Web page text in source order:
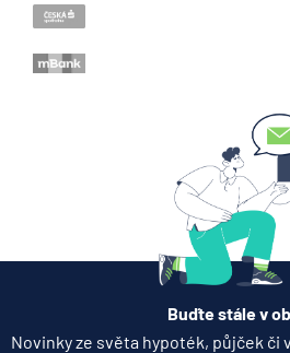
Buďte stále v
Novinky ze světa hypoték, půjček či